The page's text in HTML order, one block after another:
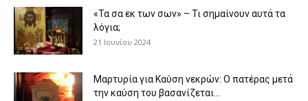
«Τα σα εκ των σων» – Τι σημαίνουν αυτά τα
λόγια;
21 Ιουνίου 2024
Μαρτυρία για Καύση νεκρών: Ο πατέρας μετά
την καύση του βασανίζεται...